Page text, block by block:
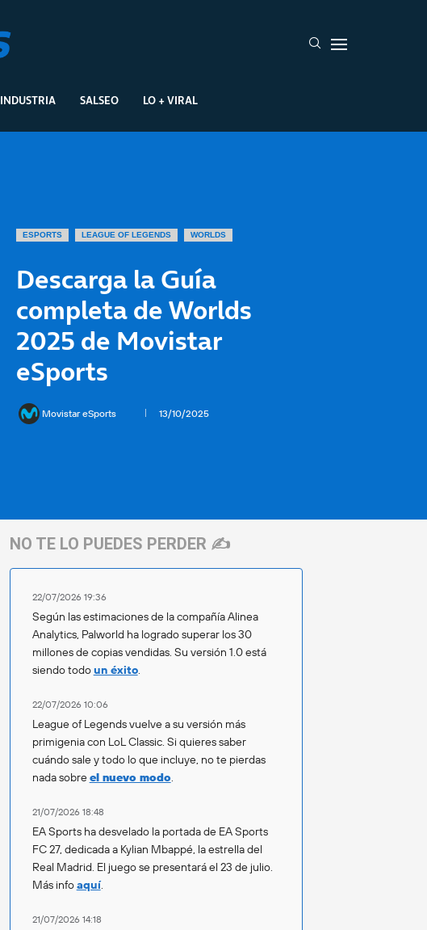
INDUSTRIA SALSEO LO + VIRAL
ESPORTS LEAGUE OF LEGENDS WORLDS
Descarga la Guía
completa de Worlds
2025 de Movistar
eSports
Movistar eSports 13/10/2025
NO TE LO PUEDES PERDER ✍️
22/07/2026 19:36
Según las estimaciones de la compañía Alinea
Analytics, Palworld ha logrado superar los 30
millones de copias vendidas. Su versión 1.0 está
siendo todoun éxito.
22/07/2026 10:06
League of Legends vuelve a su versión más
primigenia con LoL Classic. Si quieres saber
cuándo sale y todo lo que incluye, no te pierdas
nada sobreel nuevo modo.
21/07/2026 18:48
EA Sports ha desvelado la portada de EA Sports
FC 27, dedicada a Kylian Mbappé, la estrella del
Real Madrid. El juego se presentará el 23 de julio.
Más infoaquí.
21/07/2026 14:18